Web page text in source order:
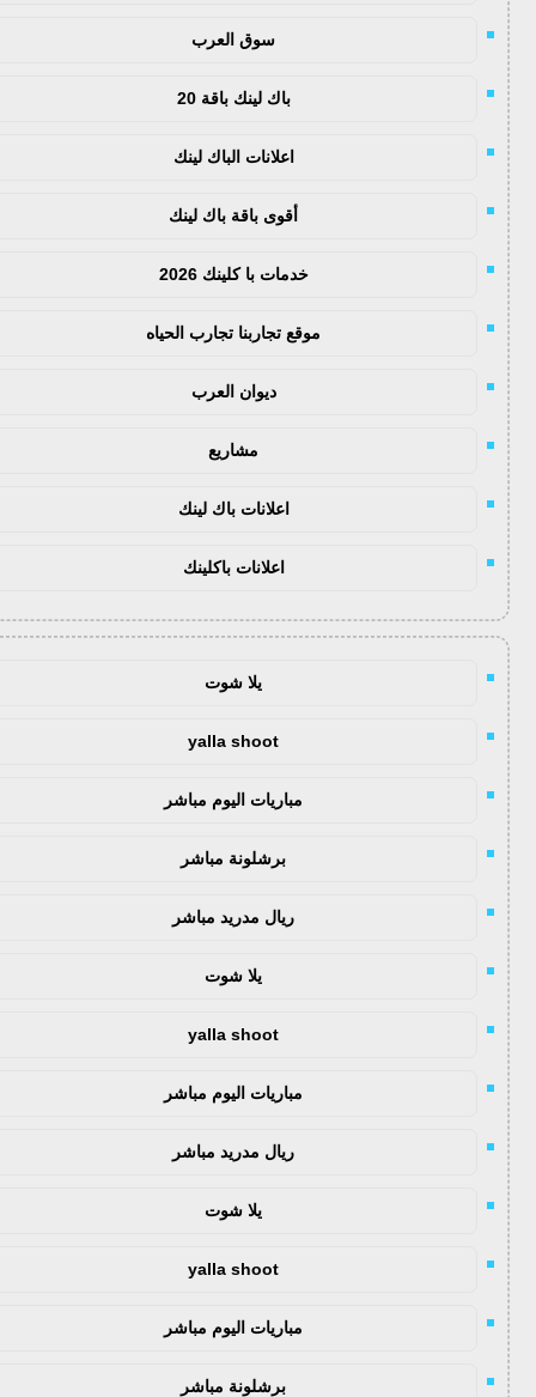
سوق العرب
باك لينك باقة 20
اعلانات الباك لينك
أقوى باقة باك لينك
خدمات با كلينك 2026
موقع تجاربنا تجارب الحياه
ديوان العرب
مشاريع
اعلانات باك لينك
اعلانات باكلينك
يلا شوت
yalla shoot
مباريات اليوم مباشر
برشلونة مباشر
ريال مدريد مباشر
يلا شوت
yalla shoot
مباريات اليوم مباشر
ريال مدريد مباشر
يلا شوت
yalla shoot
مباريات اليوم مباشر
برشلونة مباشر